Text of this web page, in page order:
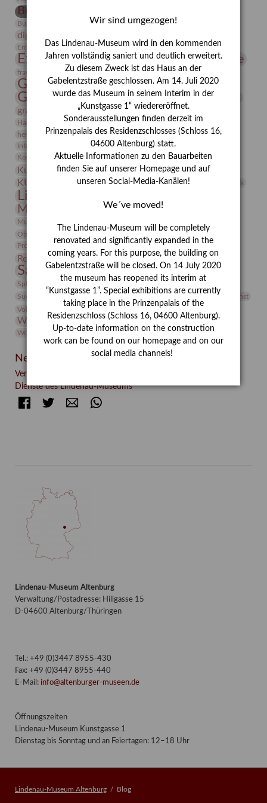
Bernhard August von Lindenau
Burg Posterstein Conrad Felixmüller Depot
digitallabor
Erdmann Julius Dietrich
Erlebnisportal estrusker Exlibris
Expressionismus Festrede Florenz Fotografie
frauen Frauen in der Antike und heute
Gerhard-Altenbourg-Preis
Gerhard Altenbourg
Gerhard Kurt Müller
grafische sammlung griechische Mythologie
Hanns-Conon von der Gabelentz Heinrich Kirchhoff Heldinnen
herman de vries Humboldt
Insekten
Integriertes Schädlingsmanagement
Italien Jahresempfang
Kolosseum
Kooperationsausstellung Korkmodelle Kunst
Kunstmuseum Kunstvermittlung Kunst von Kühl
KUNSTWAND Kurs Künstler Künstlerin Lehmbruck
Lindenau-Museum
Museumsgeschichte Museumsnacht
Museumspädagogik Natur
Objekt im Fokus
Phelloplastik
Pohlhof
Provenienz
Provenienzforschung
Restaurierung Rudi Lesser Ruth Wolf-Rehfeld
Sammlung Samstagszeichner Skulptur
Sonderausstellung
Sphinx
studio Studio Bildende Kunst
Suermondt-Ludwig-Museum
Vermittlung
Videokunst
Volontariat
Walter Rheiner Werefkin
Werkbetrachtung Winter Wissenschaft
Wolf and Dog
Wolf und Hund
Zirkuswoche
Neueste Beiträge
Verschenkt, verkauft, vergessen? – Kunstdetektivinnen im
Dienste des Lindenau-Museums
FacebookTwitter E-mail
Lindenau-Museum Altenburg
Verwaltung/Postadresse: Hillgasse 15
D-04600 Altenburg/Thüringen
Tel.: +49 (0)3447 8955-430
Fax: +49 (0)3447 8955-440
E-Mail: info@altenburger-museen.de
Öffnungszeiten
Lindenau-Museum Kunstgasse 1
Dienstag bis Sonntag und an Feiertagen: 12–18 Uhr
Lindenau-Museum Altenburg Blog
Wir sind umgezogen!
Das Lindenau-Museum wird in den kommenden
Jahren vollständig saniert und deutlich erweitert.
Zu diesem Zweck ist das Haus an der
Gabelentzstraße geschlossen. Am 14. Juli 2020
wurde das Museum in seinem Interim in der
„Kunstgasse 1“ wiedereröffnet.
Sonderausstellungen finden derzeit im
Prinzenpalais des Residenzschlosses (Schloss 16,
04600 Altenburg) statt.
Aktuelle Informationen zu den Bauarbeiten
finden Sie auf unserer Homepage und auf
unseren Social-Media-Kanälen!
We´ve moved!
The Lindenau-Museum will be completely
renovated and significantly expanded in the
coming years. For this purpose, the building on
Gabelentzstraße will be closed. On 14 July 2020
the museum has reopened its interim at
“Kunstgasse 1”. Special exhibitions are currently
taking place in the Prinzenpalais of the
Residenzschloss (Schloss 16, 04600 Altenburg).
Up-to-date information on the construction
work can be found on our homepage and on our
social media channels!